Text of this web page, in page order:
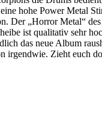
hohe Power Metal
Der „Horror Metal“
ist qualitativ sehr
das neue Album
irgendwie. Zieht euch